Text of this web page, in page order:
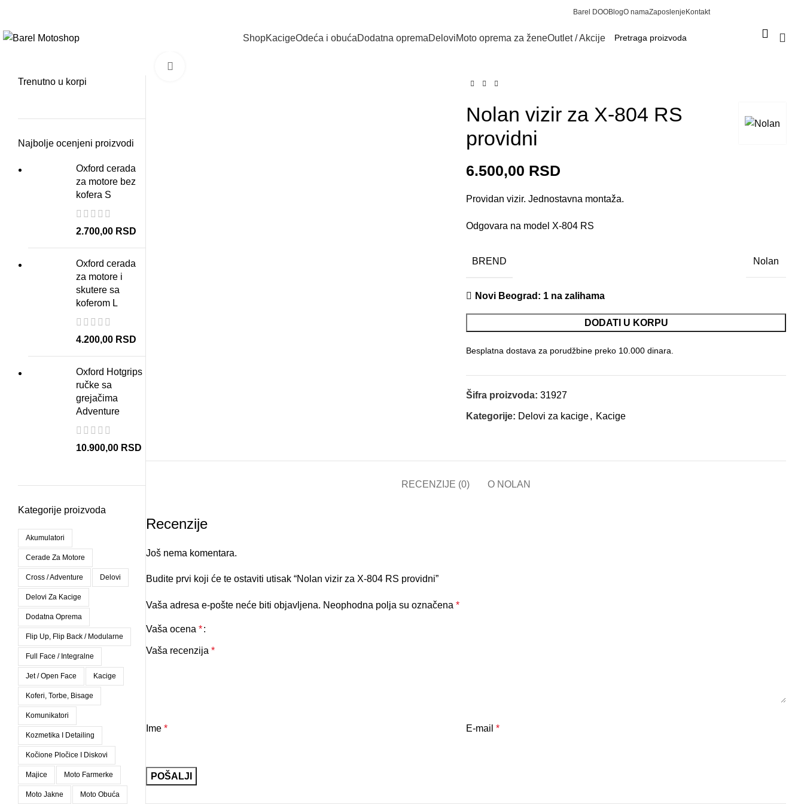
Barel DOOBlogO namaZaposlenje Kontakt
ShopKacigeOdeća i obućaDodatna opremaDeloviMoto oprema za ženeOutlet / Akcije
Nolan vizir za X-804 RS
providni
6.500,00 RSD
Providan vizir. Jednostavna montaža.
Odgovara na model X-804 RS
BREND Nolan
Novi Beograd : 1 na zalihama
DODATI U KORPU
Besplatna dostava za porudžbine preko 10.000 dinara.
Šifra proizvoda: 31927
Kategorije: Delovi za kacige, Kacige
RECENZIJE (0) O NOLAN
Recenzije
Još nema komentara.
Budite prvi koji će te ostaviti utisak “Nolan vizir za X-804 RS providni”
Vaša adresa e-pošte neće biti objavljena. Neophodna polja su označena *
Vaša ocena *
Vaša recenzija *
Ime * E-mail *
Trenutno u korpi
Najbolje ocenjeni proizvodi
Oxford cerada
za motore bez
kofera S
2.700,00 RSD
Oxford cerada
za motore i
skutere sa
koferom L
4.200,00 RSD
Oxford Hotgrips
ručke sa
grejačima
Adventure
10.900,00 RSD
Kategorije proizvoda
Akumulatori
Cerade Za Motore
Cross / Adventure Delovi
Delovi Za Kacige
Dodatna Oprema
Flip Up, Flip Back / Modularne
Full Face / Integralne
Jet / Open Face Kacige
Koferi, Torbe, Bisage
Komunikatori
Kozmetika I Detailing
Kočione Pločice I Diskovi
Majice Moto Farmerke
Moto Jakne Moto Obuća